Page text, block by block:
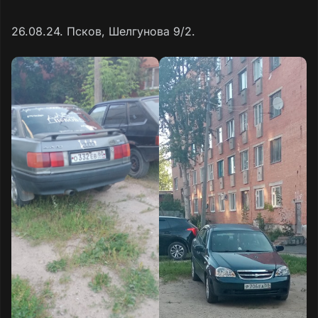
26.08.24. Псков, Шелгунова 9/2.